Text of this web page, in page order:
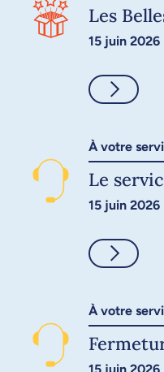
Les
15 juin 2026
Consulter
À votre
Le
15 juin 2026
Consulter
À votre
15 juin 2026